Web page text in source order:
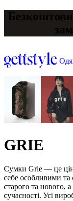
GRIE
Сумки Grie — це
себе особливими
старого та нового,
сучасності. Усі